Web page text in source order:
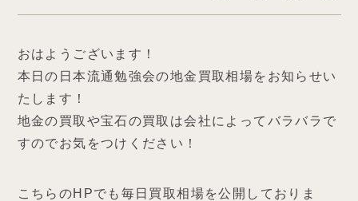
おはようございます！
本日の日本流通勉強会の地金買取相場をお知らせい
たします！
地金の買取や宝石の買取は会社によってバラバラで
すのでお気をつけください！
こちらのHPでも毎日買取相場を公開しておりま